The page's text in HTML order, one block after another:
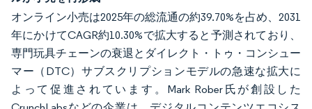
オンライン小売は2025年の総流通の約39.70%を占め、2031
年にかけてCAGR約10.30%で拡大すると予測されており、
専門玩具チェーンの衰退とダイレクト・トゥ・コンシュー
マー（DTC）サブスクリプションモデルの急速な拡大に
よって促進されています。Mark Rober氏が創設した